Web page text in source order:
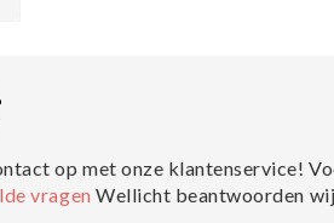
op met onze klantenservice!
vragenWellicht beantwoorden